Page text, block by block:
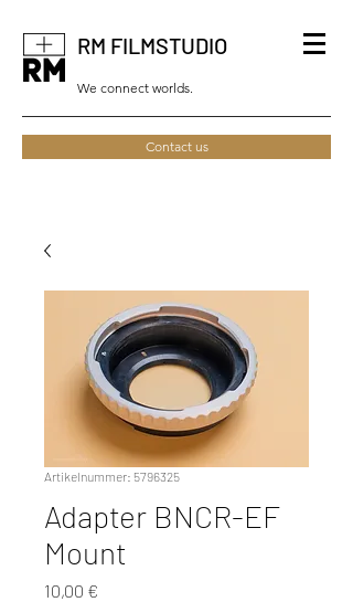
RM FILMSTUDIO
We connect worlds.
Contact us
Artikelnummer: 5796325
Adapter BNCR-EF
Mount
10,00 €